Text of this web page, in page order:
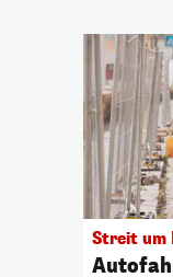
Streit um